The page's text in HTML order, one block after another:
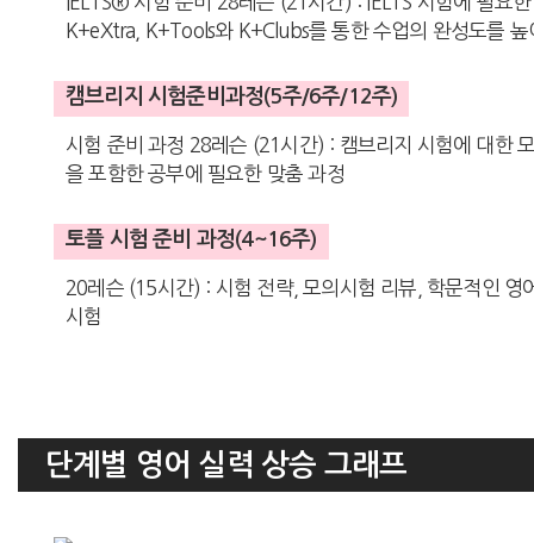
K+eXtra, K+Tools와 K+Clubs를 통한 수업의 완성도를 높
캠브리지 시험준비과정(5주/6주/12주)
시험 준비 과정 28레슨 (21시간) : 캠브리지 시험에 대한
을 포함한 공부에 필요한 맞춤 과정
토플 시험 준비 과정(4~16주)
20레슨 (15시간) : 시험 전략, 모의시험 리뷰, 학문적인
시험
단계별 영어 실력 상승 그래프